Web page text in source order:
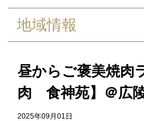
地域情報
昼からご褒美焼肉
肉 食神苑】＠広
2025年09月01日